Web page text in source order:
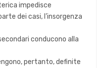
impedisce
dei casi, l’insorgenza
conducono alla
pertanto, definite